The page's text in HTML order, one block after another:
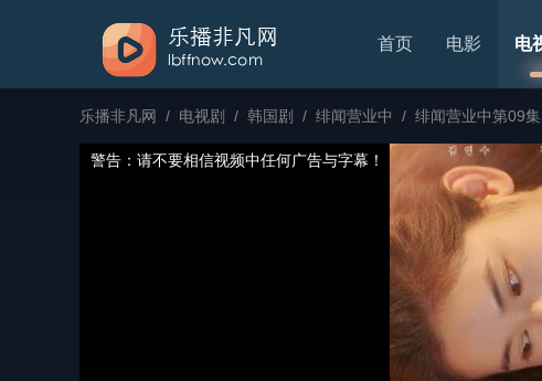
首页 电影 电
乐播非凡网 / 电视剧 / 韩国剧 / 绯闻营业中 / 绯闻营业中第09
警告：请不要相信视频中任何广告与字幕！